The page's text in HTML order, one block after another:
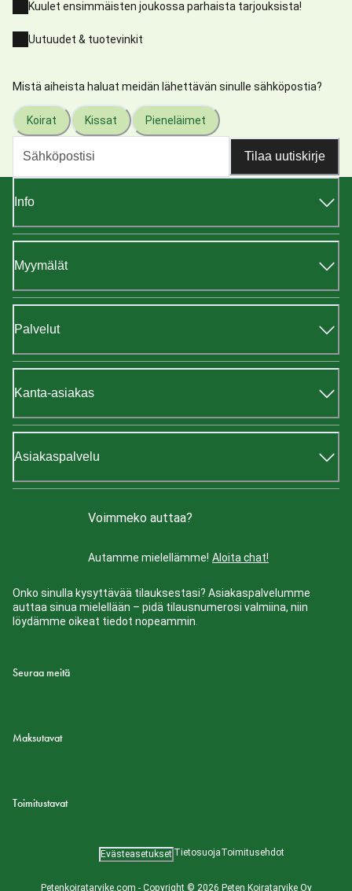
Kuulet ensimmäisten joukossa parhaista tarjouksista!
Uutuudet & tuotevinkit
Mistä aiheista haluat meidän lähettävän sinulle sähköpostia?
Koirat Kissat Pieneläimet
Tilaa uutiskirje
Info
Myymälät
Palvelut
Kanta-asiakas
Asiakaspalvelu
Voimmeko auttaa?
Autamme mielellämme! Aloita chat!
Onko sinulla kysyttävää tilauksestasi? Asiakaspalvelumme
auttaa sinua mielellään – pidä tilausnumerosi valmiina, niin
löydämme oikeat tiedot nopeammin.
Seuraa meitä
Maksutavat
Toimitustavat
Petenkoiratarvike.com - Copyright © 2026 Peten Koiratarvike Oy
Evästeasetukset TietosuojaToimitusehdot